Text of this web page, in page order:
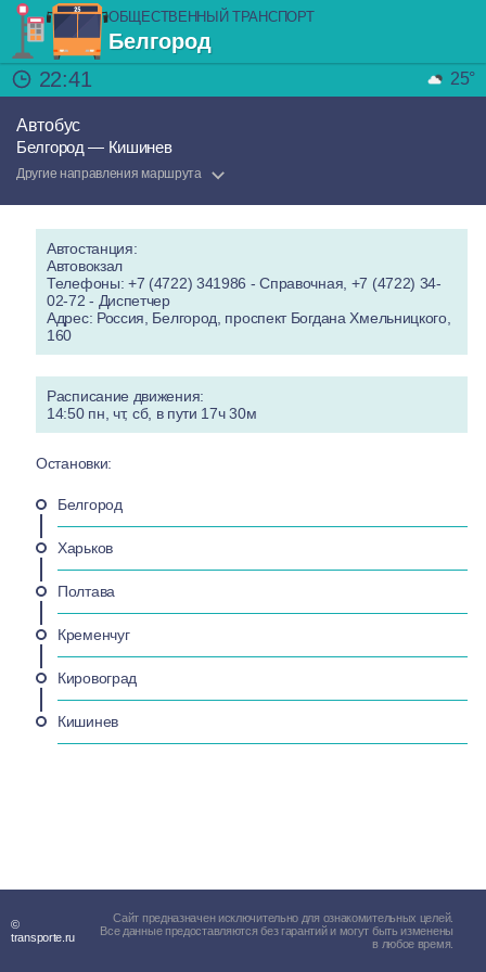
ОБЩЕСТВЕННЫЙ ТРАНСПОРТ
Белгород
22:41
25°
Автобус
Белгород — Кишинев
Другие направления маршрута
Автостанция:
Автовокзал
Телефоны: +7 (4722) 341986 - Справочная, +7 (4722) 34-
02-72 - Диспетчер
Адрес: Россия, Белгород, проспект Богдана Хмельницкого,
160
Расписание движения:
14:50 пн, чт, сб, в пути 17ч 30м
Остановки:
Белгород
Харьков
Полтава
Кременчуг
Кировоград
Кишинев
©
transporte.ru
Сайт предназначен исключительно для ознакомительных целей.
Все данные предоставляются без гарантий и могут быть изменены
в любое время.